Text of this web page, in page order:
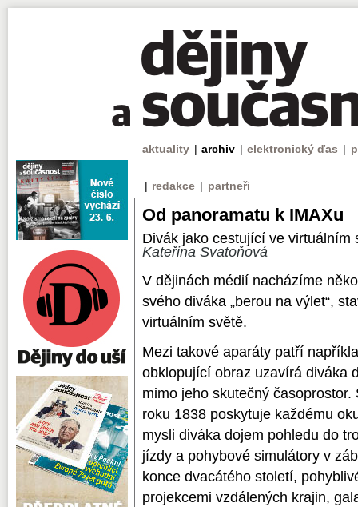
aktuality | archiv | elektronický ďas |
| redakce | partneři
Od panoramatu k IMAXu
Divák jako cestující ve virtuálním
Kateřina Svatoňová
V dějinách médií nacházíme
svého diváka „berou na výlet“,
virtuálním světě.
Mezi takové aparáty patří
obklopující obraz uzavírá diváka
mimo jeho skutečný
roku 1838 poskytuje každému
mysli diváka dojem pohledu do
jízdy a pohybové simulátory v
konce dvacátého století,
projekcemi vzdálených krajin,